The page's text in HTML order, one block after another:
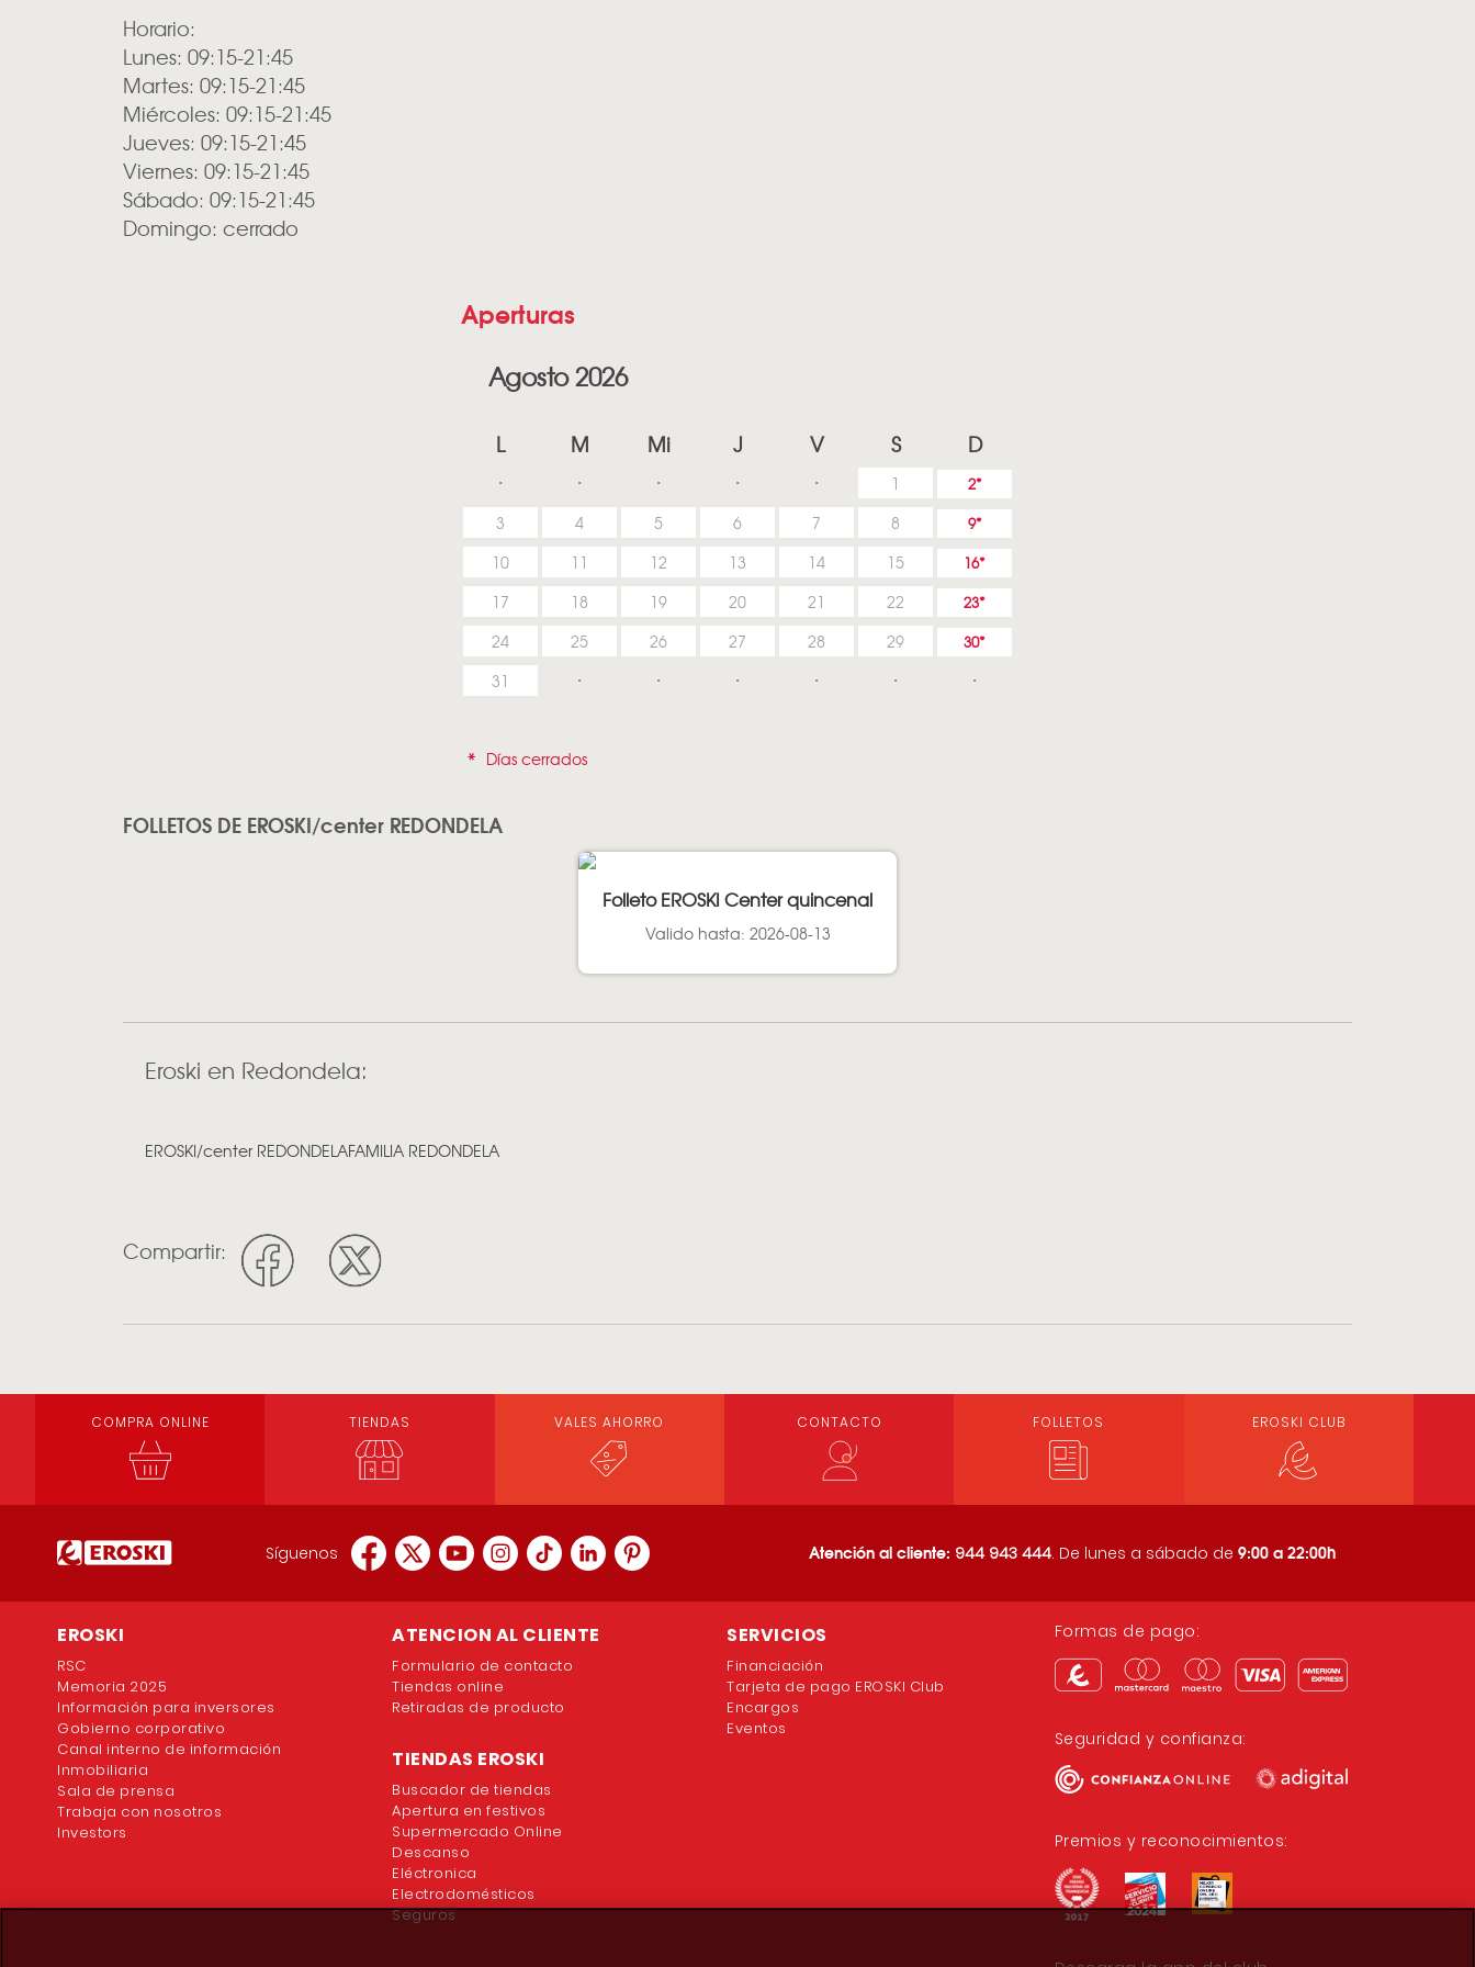
Horario:
Lunes: 09:15-21:45
Martes: 09:15-21:45
Miércoles: 09:15-21:45
Jueves: 09:15-21:45
Viernes: 09:15-21:45
Sábado: 09:15-21:45
Domingo: cerrado
Aperturas
Agosto 2026
L M Mi J V S D
1 2
3 4 5 6 7 8 9
10 11 12 13 14 15 16
17 18 19 20 21 22 23
24 25 26 27 28 29 30
31
* Días cerrados
FOLLETOS DE EROSKI/center REDONDELA
Folleto EROSKI Center quincenal
Valido hasta: 2026-08-13
Eroski en Redondela:
EROSKI/center REDONDELAFAMILIA REDONDELA
Compartir:
COMPRA ONLINE TIENDAS VALES AHORRO CONTACTO FOLLETOS EROSKI CLUB
Síguenos Atención al cliente: 944 943 444. De lunes a sábado de 9:00 a 22:00h
EROSKI
RSC
Memoria 2025
Información para inversores
Gobierno corporativo
Canal interno de información
Inmobiliaria
Sala de prensa
Trabaja con nosotros
Investors
ATENCION AL CLIENTE
Formulario de contacto
Tiendas online
Retiradas de producto
TIENDAS EROSKI
Buscador de tiendas
Apertura en festivos
Supermercado Online
Descanso
Eléctronica
Electrodomésticos
Seguros
SERVICIOS
Financiación
Tarjeta de pago EROSKI Club
Encargos
Eventos
Formas de pago:
Seguridad y confianza:
Premios y reconocimientos: